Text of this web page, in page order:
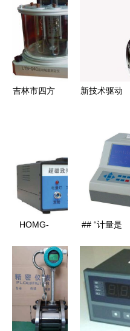
吉林市四方
用仪器热卖
促销中
新技术驱动
展
HOMG-
质量检测
仪/锚杆检
测仪_仪器
仪表/自动
## “计量是
睛”——嘉
定助您产业
升级，仪器
仪表校准电